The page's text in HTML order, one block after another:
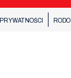
RODO